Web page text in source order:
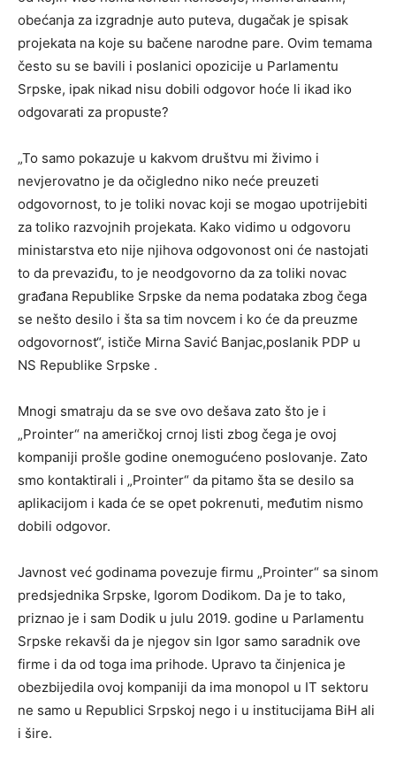
obećanja za izgradnje auto puteva, dugačak je spisak
projekata na koje su bačene narodne pare. Ovim temama
često su se bavili i poslanici opozicije u Parlamentu
Srpske, ipak nikad nisu dobili odgovor hoće li ikad iko
odgovarati za propuste?
„To samo pokazuje u kakvom društvu mi živimo i
nevjerovatno je da očigledno niko neće preuzeti
odgovornost, to je toliki novac koji se mogao upotrijebiti
za toliko razvojnih projekata. Kako vidimo u odgovoru
ministarstva eto nije njihova odgovonost oni će nastojati
to da prevaziđu, to je neodgovorno da za toliki novac
građana Republike Srpske da nema podataka zbog čega
se nešto desilo i šta sa tim novcem i ko će da preuzme
odgovornost“, ističe Mirna Savić Banjac,poslanik PDP u
NS Republike Srpske .
Mnogi smatraju da se sve ovo dešava zato što je i
„Prointer“ na američkoj crnoj listi zbog čega je ovoj
kompaniji prošle godine onemogućeno poslovanje. Zato
smo kontaktirali i „Prointer“ da pitamo šta se desilo sa
aplikacijom i kada će se opet pokrenuti, međutim nismo
dobili odgovor.
Javnost već godinama povezuje firmu „Prointer“ sa sinom
predsjednika Srpske, Igorom Dodikom. Da je to tako,
priznao je i sam Dodik u julu 2019. godine u Parlamentu
Srpske rekavši da je njegov sin Igor samo saradnik ove
firme i da od toga ima prihode. Upravo ta činjenica je
obezbijedila ovoj kompaniji da ima monopol u IT sektoru
ne samo u Republici Srpskoj nego i u institucijama BiH ali
i šire.